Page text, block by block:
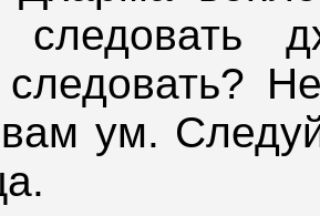
следовать
вам ум.